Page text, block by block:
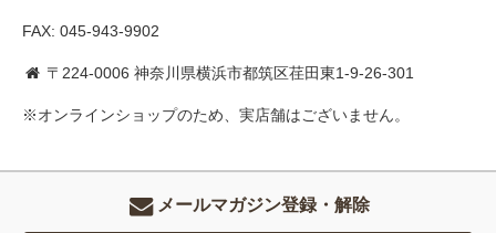
FAX: 045-943-9902
〒224-0006 神奈川県横浜市都筑区荏田東1-9-26-301
※オンラインショップのため、実店舗はございません。
メールマガジン登録・解除